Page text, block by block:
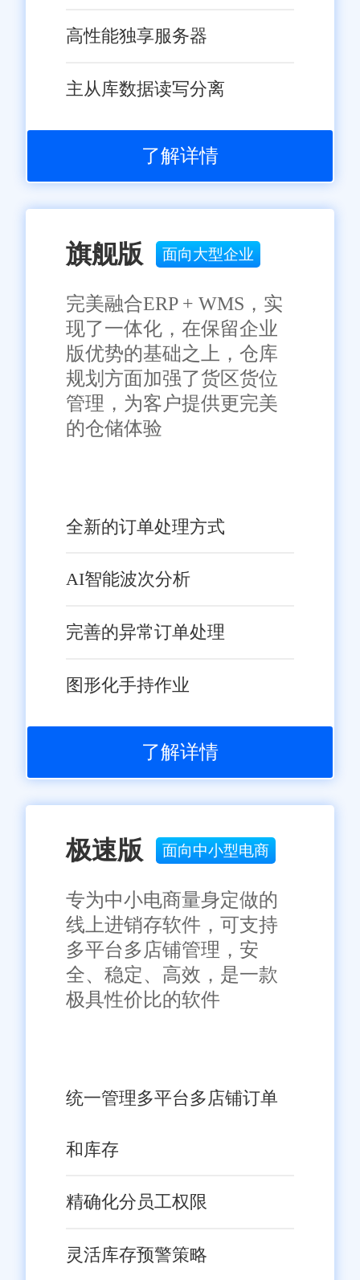
高性能独享服务器
主从库数据读写分离
了解详情
旗舰版 面向大型企业
完美融合ERP + WMS，实
现了一体化，在保留企业
版优势的基础之上，仓库
规划方面加强了货区货位
管理，为客户提供更完美
的仓储体验
全新的订单处理方式
AI智能波次分析
完善的异常订单处理
图形化手持作业
了解详情
极速版 面向中小型电商
专为中小电商量身定做的
线上进销存软件，可支持
多平台多店铺管理，安
全、稳定、高效，是一款
极具性价比的软件
统一管理多平台多店铺订单
和库存
精确化分员工权限
灵活库存预警策略